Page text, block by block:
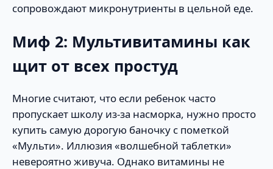
сопровождают микронутриенты в цельной еде.
Миф 2: Мультивитамины как
щит от всех простуд
Многие считают, что если ребенок часто
пропускает школу из-за насморка, нужно просто
купить самую дорогую баночку с пометкой
«Мульти». Иллюзия «волшебной таблетки»
невероятно живуча. Однако витамины не